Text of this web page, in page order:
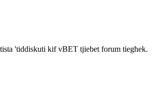
'tiddiskuti kif vBET tjiebet forum tiegħek.